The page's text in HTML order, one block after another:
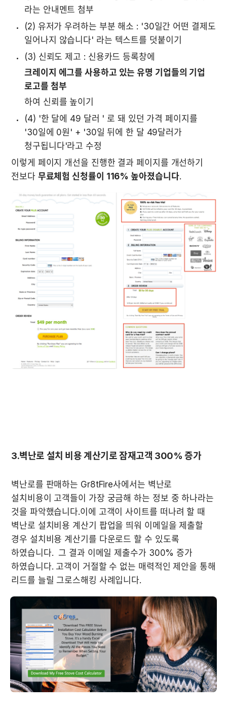
라는 안내멘트 첨부
(2) 유저가 우려하는 부분 해소 : '30일간 어떤 결제도
일어나지 않습니다' 라는 텍스트를 덧붙이기
(3) 신뢰도 제고 : 신용카드 등록창에
크레이지 에그를 사용하고 있는 유명 기업들의 기업
로고를 첨부
하여 신뢰를 높이기
(4) '한 달에 49 달러 ' 로 돼 있던 가격 페이지를
'30일에 0원' + '30일 뒤에 한 달 49달러가
청구됩니다'라고 수정
이렇게 페이지 개선을 진행한 결과 페이지를 개선하기
전보다 무료체험 신청률이 116% 높아졌습니다.
3.벽난로 설치 비용 계산기로 잠재고객 300% 증가
벽난로를 판매하는 Gr8tFire사에서는 벽난로
설치비용이 고객들이 가장 궁금해 하는 정보 중 하나라는
것을 파악했습니다.이에 고객이 사이트를 떠나려 할 때
벽난로 설치비용 계산기 팝업을 띄워 이메일을 제출할
경우 설치비용 계산기를 다운로드 할 수 있도록
하였습니다.  그 결과 이메일 제출수가 300% 증가
하였습니다. 고객이 거절할 수 없는 매력적인 제안을 통해